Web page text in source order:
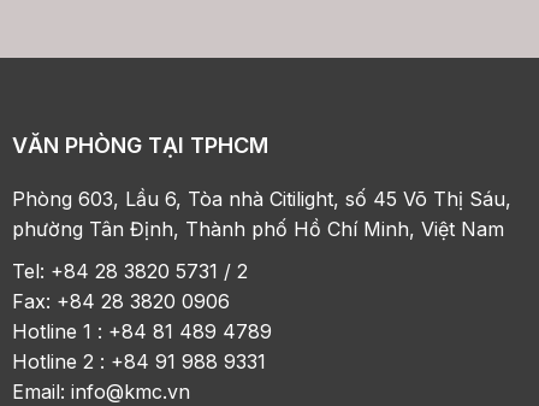
VĂN PHÒNG TẠI TPHCM
Phòng 603, Lầu 6, Tòa nhà Citilight, số 45 Võ Thị Sáu,
phường Tân Định, Thành phố Hồ Chí Minh, Việt Nam
Tel: +84 28 3820 5731 / 2
Fax: +84 28 3820 0906
Hotline 1 : +84 81 489 4789
Hotline 2 : +84 91 988 9331
Email:info@kmc.vn